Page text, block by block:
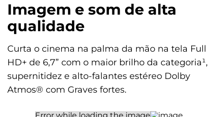
| Abertura f/1,8
Câmera Ultra-wide: 5 MP | Lente 120°
| Abertura f/2,2
Sensor de Luz Ambiente
Flash: Sim | LED
Câmera Frontal
Câmera Principal Frontal: 8 MP | Lente 80° | Abertura f/2,05
Imagem e som de alta
qualidade
Curta o cinema na palma da mão na tela Full
HD+ de 6,7” com o maior brilho da categoria¹,
supernitidez e alto-falantes estéreo Dolby
Atmos® com Graves fortes.